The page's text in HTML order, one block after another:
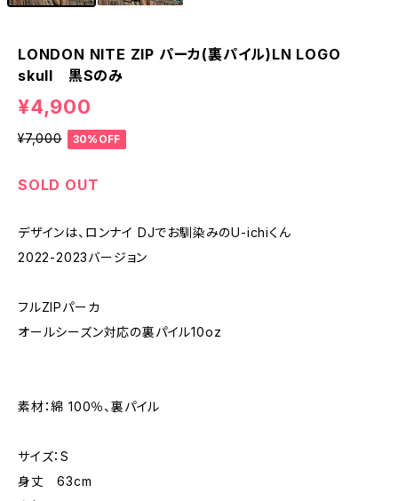
LONDON NITE ZIP パーカ(裏パイル)LN LOGO
skull 黒Sのみ
¥4,900
¥7,000 30%OFF
SOLD OUT
デザインは、ロンナイ DJでお馴染みのU-ichiくん
2022-2023バージョン
フルZIPパーカ
オールシーズン対応の裏パイル10oz
素材：綿 100％、裏パイル
サイズ：S
身丈 63cm